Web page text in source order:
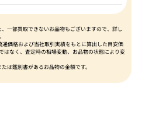
一部買取できないお品物もございますので、詳し
価格および当社取引実績をもとに算出した目安価
はなく、査定時の相場変動、お品物の状態により変
は鑑別書があるお品物の金額です。